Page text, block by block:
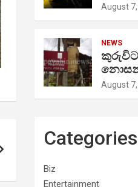
August
NEWS
කුරුවිට
August
Categories
Biz
Entertainment